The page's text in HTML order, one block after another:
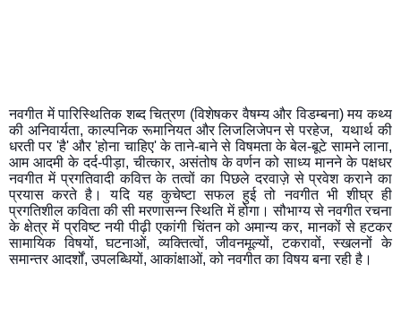
नवगीत में पारिस्थितिक शब्द चित्रण (विशेषकर वैषम्य और विडम्बना) मय कथ्य
की अनिवार्यता, काल्पनिक रूमानियत और लिजलिजेपन से परहेज,  यथार्थ की
धरती पर 'है' और 'होना चाहिए' के ताने-बाने से विषमता के बेल-बूटे सामने लाना,
आम आदमी के दर्द-पीड़ा, चीत्कार, असंतोष के वर्णन को साध्य मानने के पक्षधर
नवगीत में प्रगतिवादी कवित्त के तत्वों का पिछले दरवाज़े से प्रवेश कराने का
प्रयास करते है। यदि यह कुचेष्टा सफल हुई तो नवगीत भी शीघ्र ही
प्रगतिशील कविता की सी मरणासन्न स्थिति में होगा। सौभाग्य से नवगीत रचना
के क्षेत्र में प्रविष्ट नयी पीढ़ी एकांगी चिंतन को अमान्य कर, मानकों से हटकर
सामायिक विषयों, घटनाओं, व्यक्तित्वों, जीवनमूल्यों, टकरावों, स्खलनों के
समान्तर आदर्शों, उपलब्धियों, आकांक्षाओं, को नवगीत का विषय बना रही है।